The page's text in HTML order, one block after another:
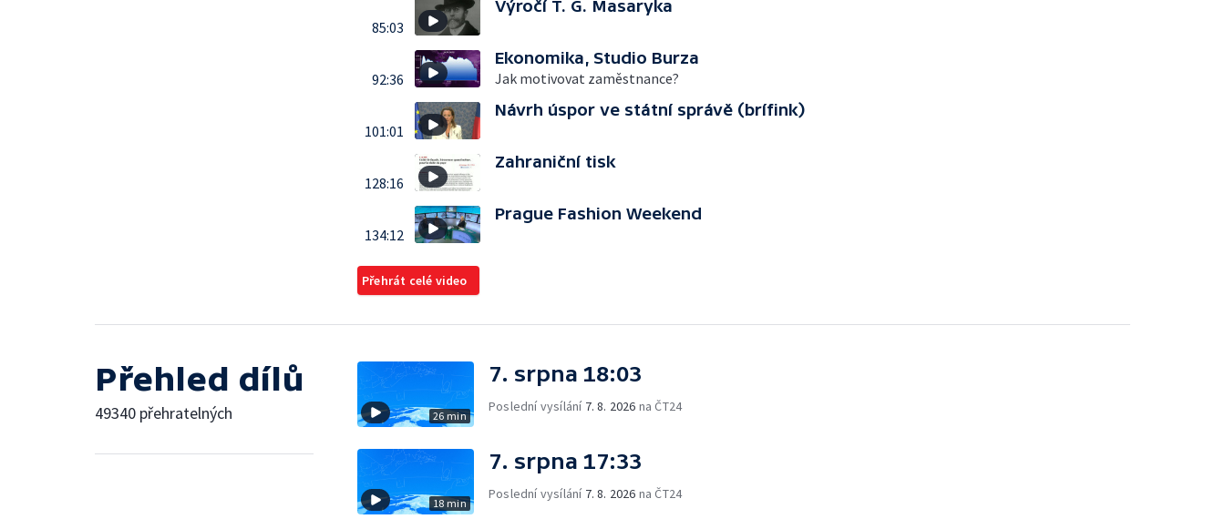
85:03
Výročí T. G. Masaryka
92:36
Ekonomika, Studio Burza
Jak motivovat zaměstnance?
101:01
Návrh úspor ve státní správě (brífink)
128:16
Zahraniční tisk
134:12
Prague Fashion Weekend
Přehrát celé video
Přehled dílů
49340 přehratelných 26 min
7. srpna 18:03
Poslední vysílání 7. 8. 2026 na ČT24
18 min
7. srpna 17:33
Poslední vysílání 7. 8. 2026 na ČT24